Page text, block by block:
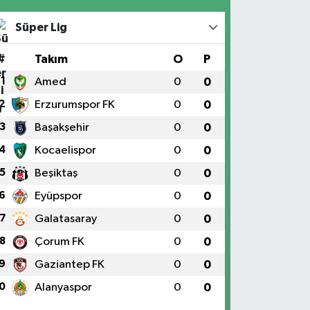
Süper Lig
Takım O P
1 Amed 0 0
Erzurumspor FK 0 0
3 Başakşehir 0 0
Kocaelispor 0 0
5 Beşiktaş 0 0
Eyüpspor 0 0
7 Galatasaray 0 0
8 Çorum FK 0 0
Gaziantep FK 0 0
Alanyaspor 0 0